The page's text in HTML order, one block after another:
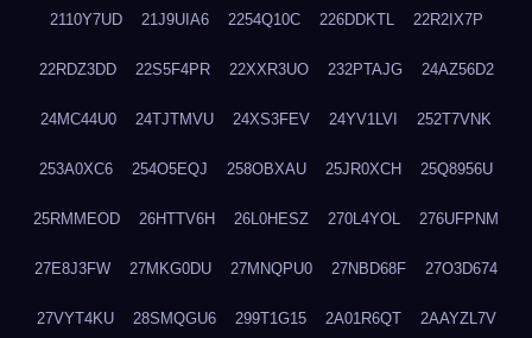
2110Y7UD 21J9UIA6 2254Q10C 226DDKTL 22R2IX7P
22RDZ3DD 22S5F4PR 22XXR3UO 232PTAJG 24AZ56D2
24MC44U0 24TJTMVU 24XS3FEV 24YV1LVI 252T7VNK
253A0XC6 254O5EQJ 258OBXAU 25JR0XCH 25Q8956U
25RMMEOD 26HTTV6H 26L0HESZ 270L4YOL 276UFPNM
27E8J3FW 27MKG0DU 27MNQPU0 27NBD68F 27O3D674
27VYT4KU 28SMQGU6 299T1G15 2A01R6QT 2AAYZL7V